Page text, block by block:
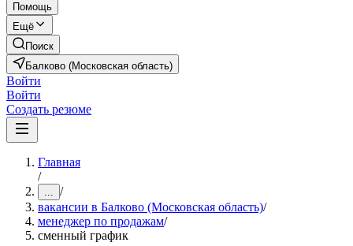
Помощь
Ещё
Поиск
Балково (Московская область)
Войти
Войти
Создать резюме
Главная
/
... /
вакансии в Балково (Московская область)/
менеджер по продажам/
сменный график